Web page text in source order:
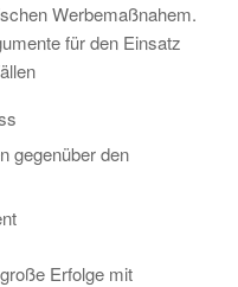
Werbemaßnahem.
für den Einsatz
gegenüber den
Erfolge mit